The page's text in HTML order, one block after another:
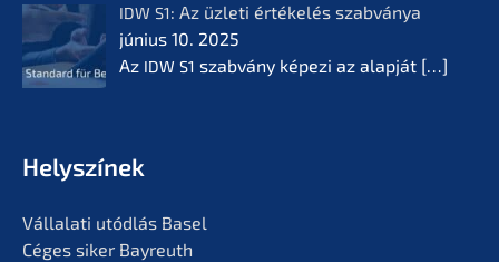
IDW S1: Az üzleti értékelés szabvá­nya
június 10. 2025
Az IDW S1 szabvá­ny képezi az alapját […]
Helyszí­nek
Vállala­ti utódlás Basel
Céges siker Bayreuth